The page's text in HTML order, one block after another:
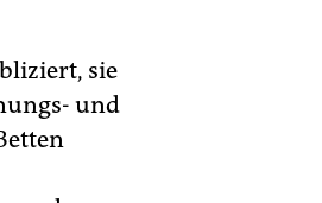
sie
und